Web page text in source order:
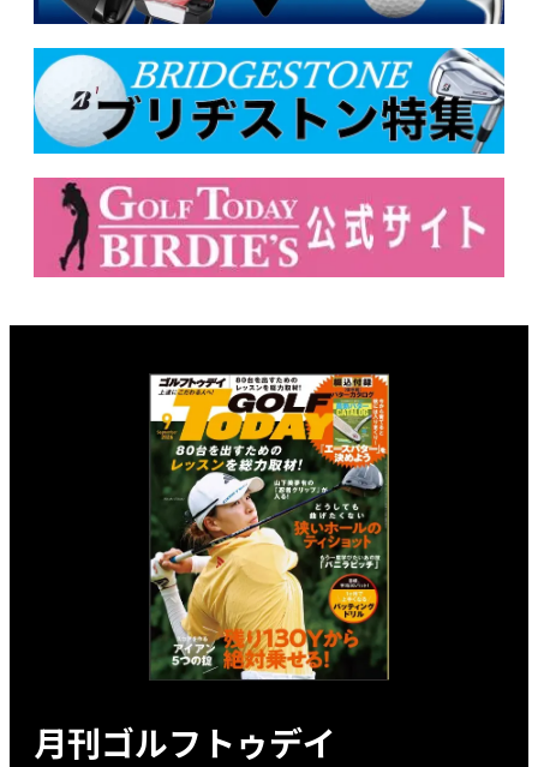
月刊ゴルフトゥデイ